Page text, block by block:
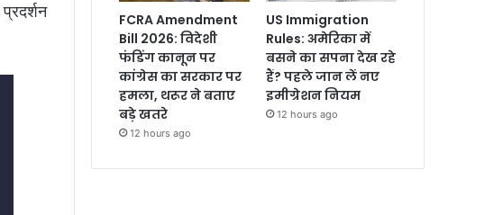
FCRA Amendment
Bill 2026: विदेशी
फंडिंग कानून पर
कांग्रेस का सरकार पर
हमला, थरूर ने बताए
बड़े खतरे
12 hours ago
US Immigration
Rules: अमेरिका में
बसने का सपना देख रहे
हैं? पहले जान लें नए
इमीग्रेशन नियम
12 hours ago